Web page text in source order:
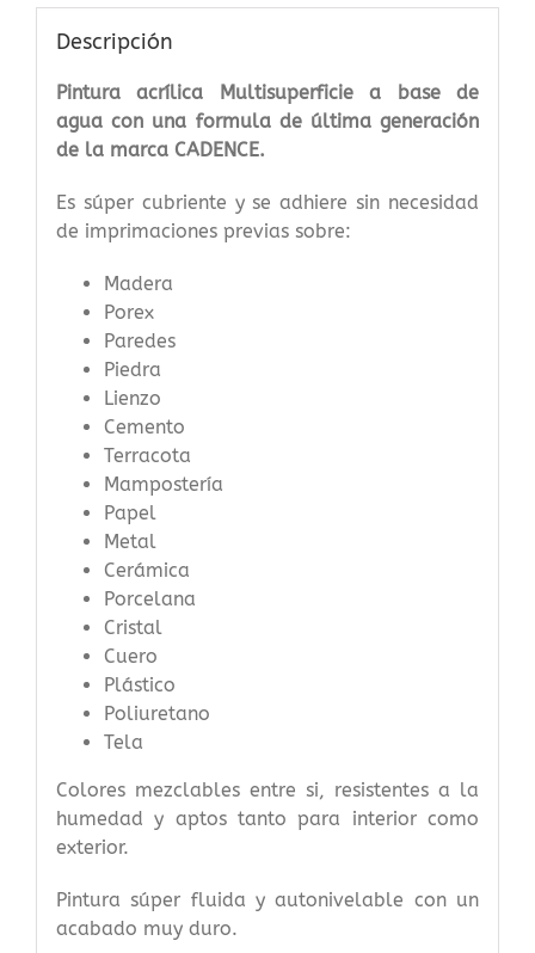
Descripción
Pintura acrílica Multisuperficie a base de
agua con una formula de última generación
de la marca CADENCE.
Es súper cubriente y se adhiere sin necesidad
de imprimaciones previas sobre:
Madera
Porex
Paredes
Piedra
Lienzo
Cemento
Terracota
Mampostería
Papel
Metal
Cerámica
Porcelana
Cristal
Cuero
Plástico
Poliuretano
Tela
Colores mezclables entre si, resistentes a la
humedad y aptos tanto para interior como
exterior.
Pintura súper fluida y autonivelable con un
acabado muy duro.